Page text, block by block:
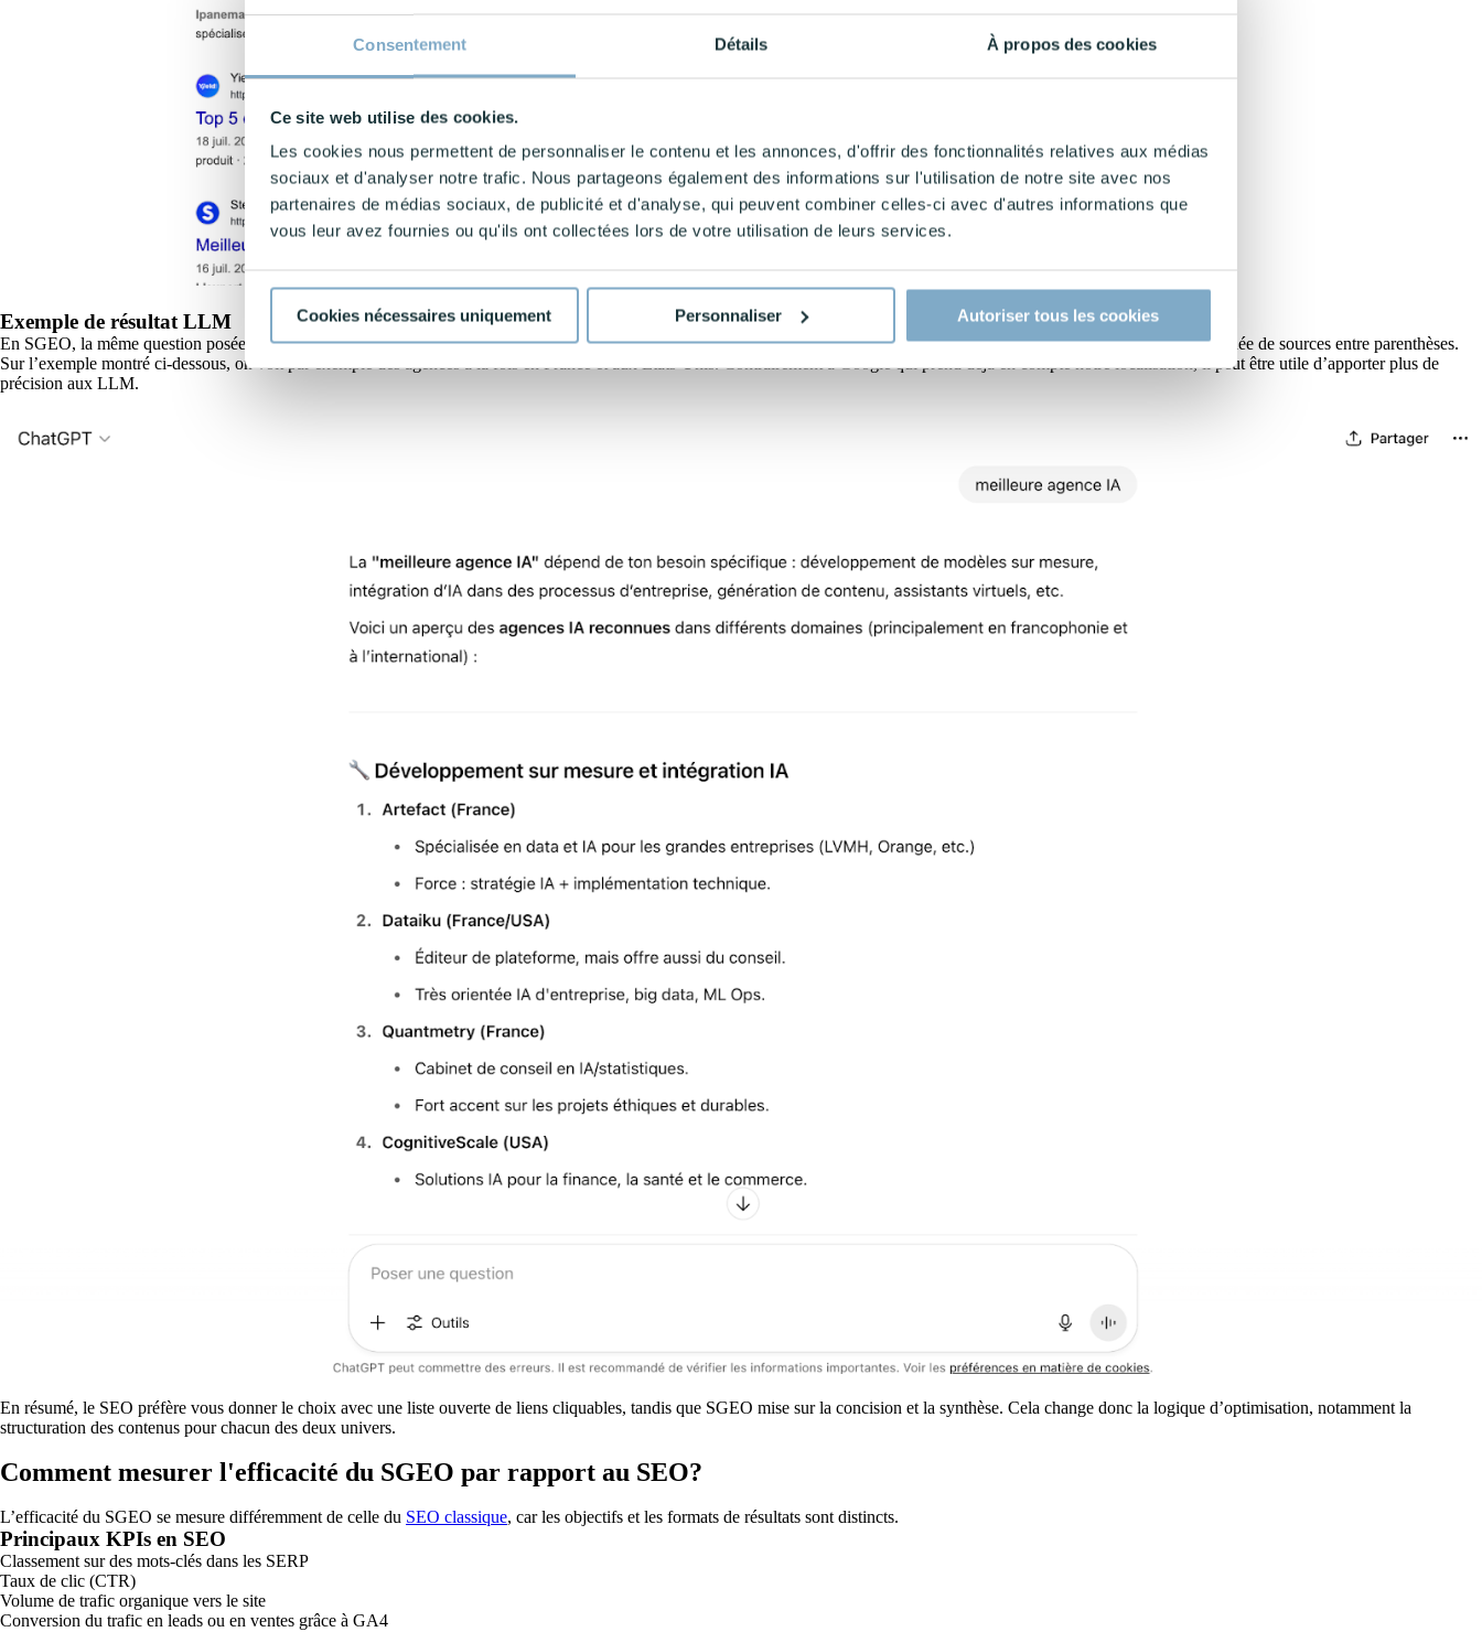
Consentement Détails À propos des cookies
Ce site web utilise des cookies.
Les cookies nous permettent de personnaliser le contenu et les annonces, d'offrir des fonctionnalités relatives aux médias
sociaux et d'analyser notre trafic. Nous partageons également des informations sur l'utilisation de notre site avec nos
partenaires de médias sociaux, de publicité et d'analyse, qui peuvent combiner celles-ci avec d'autres informations que
vous leur avez fournies ou qu'ils ont collectées lors de votre utilisation de leurs services.
Cookies nécessaires uniquement Personnaliser Autoriser tous les cookies
Exemple de résultat LLM
En SGEO, la même question posée à unmoteur IA comme ChatGPTdonne directement une recommandation sous forme de texte, souvent limitée à quelques options, accompagnée de sources entre parenthèses.
Sur l’exemple montré ci-dessous, on voit par exemple des agences à la fois en France et aux Etats-Unis. Contrairement à Google qui prend déjà en compte notre localisation, il peut être utile d’apporter plus de
précision aux LLM.
En résumé, le SEO préfère vous donner le choix avec une liste ouverte de liens cliquables, tandis que SGEO mise sur la concision et la synthèse. Cela change donc la logique d’optimisation, notamment la
structuration des contenus pour chacun des deux univers.
Comment mesurer l'efficacité du SGEO par rapport au SEO?
L’efficacité du SGEO se mesure différemment de celle du SEO classique, car les objectifs et les formats de résultats sont distincts.
Principaux KPIs en SEO
Classement sur des mots-clés dans les SERP
Taux de clic (CTR)
Volume de trafic organique vers le site
Conversion du trafic en leads ou en ventes grâce à GA4